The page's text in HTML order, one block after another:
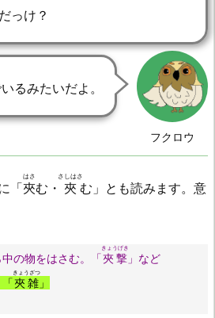
っけ？
フクロウ
るみたいだよ。
「夾
はさ
む・ 夾
さしはさ
む」とも読みます。意
の物をはさむ。「夾撃
きょうげき
」など
夾雑
きょうざつ
」